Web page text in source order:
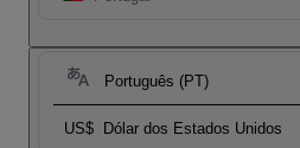
Português (PT)
US$ Dólar dos Estados Unidos